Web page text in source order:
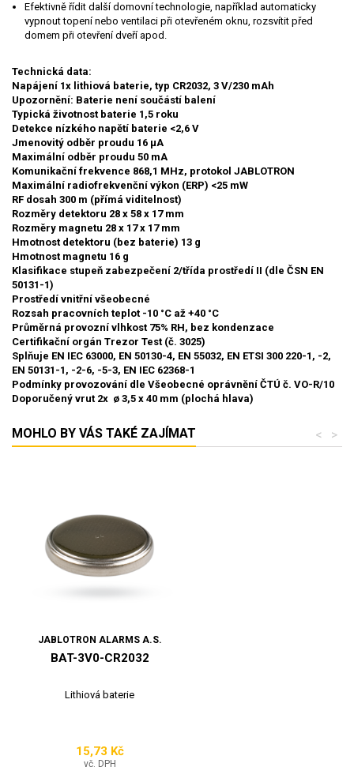
Efektivně řídit další domovní technologie, například automaticky
vypnout topení nebo ventilaci při otevřeném oknu, rozsvítit před
domem při otevření dveří apod.
Technická data:
Napájení 1x lithiová baterie, typ CR2032, 3 V/230 mAh
Upozornění: Baterie není součástí balení
Typická životnost baterie 1,5 roku
Detekce nízkého napětí baterie <2,6 V
Jmenovitý odběr proudu 16 µA
Maximální odběr proudu 50 mA
Komunikační frekvence 868,1 MHz, protokol JABLOTRON
Maximální radiofrekvenční výkon (ERP) <25 mW
RF dosah 300 m (přímá viditelnost)
Rozměry detektoru 28 x 58 x 17 mm
Rozměry magnetu 28 x 17 x 17 mm
Hmotnost detektoru (bez baterie) 13 g
Hmotnost magnetu 16 g
Klasifikace stupeň zabezpečení 2/třída prostředí II (dle ČSN EN
50131-1)
Prostředí vnitřní všeobecné
Rozsah pracovních teplot -10 °C až +40 °C
Průměrná provozní vlhkost 75% RH, bez kondenzace
Certifikační orgán Trezor Test (č. 3025)
Splňuje EN IEC 63000, EN 50130-4, EN 55032, EN ETSI 300 220-1, -2,
EN 50131-1, -2-6, -5-3, EN IEC 62368-1
Podmínky provozování dle Všeobecné oprávnění ČTÚ č. VO-R/10
Doporučený vrut 2x ø 3,5 x 40 mm (plochá hlava)
MOHLO BY VÁS TAKÉ ZAJÍMAT >
<
JABLOTRON ALARMS A.S.
BAT-3V0-CR2032
Lithiová baterie
Cena
15,73 Kč
vč. DPH